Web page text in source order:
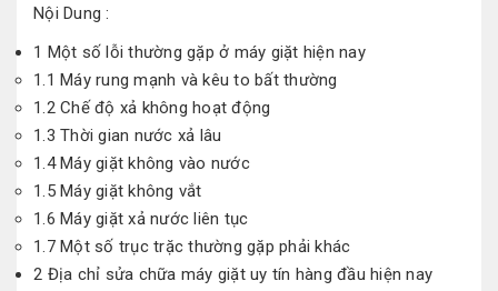
Nội Dung :
1 Một số lỗi thường gặp ở máy giặt hiện nay
1.1 Máy rung mạnh và kêu to bất thường
1.2Chế độ xả không hoạt động
1.3 Thời gian nước xả lâu
1.4Máy giặt không vào nước
1.5Máy giặt không vắt
1.6 Máy giặt xả nước liên tục
1.7Một số trục trặc thường gặp phải khác
2 Địa chỉ sửa chữa máy giặt uy tín hàng đầu hiện nay